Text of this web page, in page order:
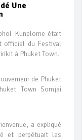
Une
Kunplome était
officiel du Festival
à Phuket Town.
de Phuket
Town Somjai
a expliqué
et perpétuait les